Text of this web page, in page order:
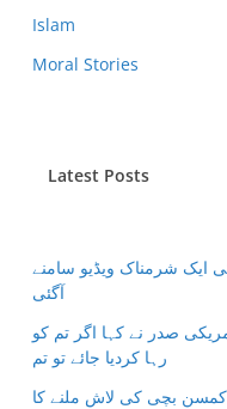
Islam
Moral Stories
Latest Posts
ایک شرمناک ویڈیو سامنے
آگئی
صدر نے کہا اگر تم کو
رہا کردیا جائے تو تم
کمسن بچی کی لاش ملنے کا